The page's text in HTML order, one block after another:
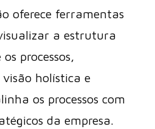
oferece ferramentas
a estrutura
processos,
holística e
os processos com
da empresa.